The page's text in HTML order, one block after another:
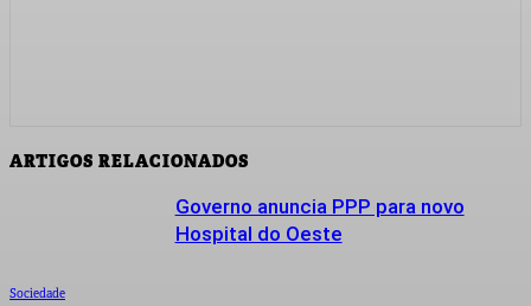
ARTIGOS RELACIONADOS
Sociedade
Governo anuncia PPP para novo
Hospital do Oeste